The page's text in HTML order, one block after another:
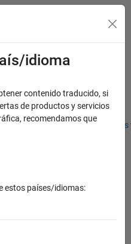
Oficinas locales
idioma
contenido traducido, si
de productos y servicios
recomendamos que
estos países/idiomas: